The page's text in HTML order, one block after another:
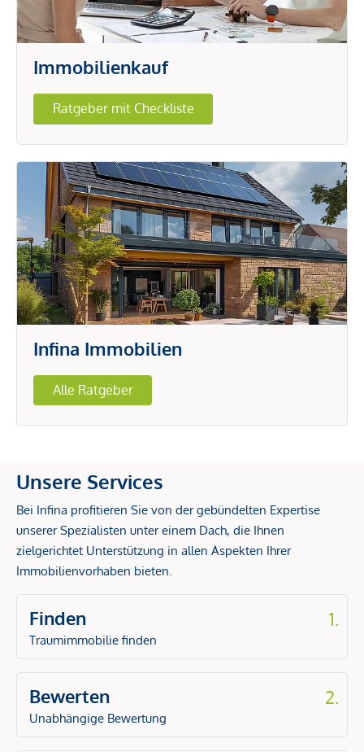
Immobilienkauf
Ratgeber mit Checkliste
Infina Immobilien
Alle Ratgeber
Unsere Services
Bei Infina profitieren Sie von der gebündelten Expertise
unserer Spezialisten unter einem Dach, die Ihnen
zielgerichtet Unterstützung in allen Aspekten Ihrer
Immobilienvorhaben bieten.
Finden
Traumimmobilie finden
1.
Bewerten
Unabhängige Bewertung
2.